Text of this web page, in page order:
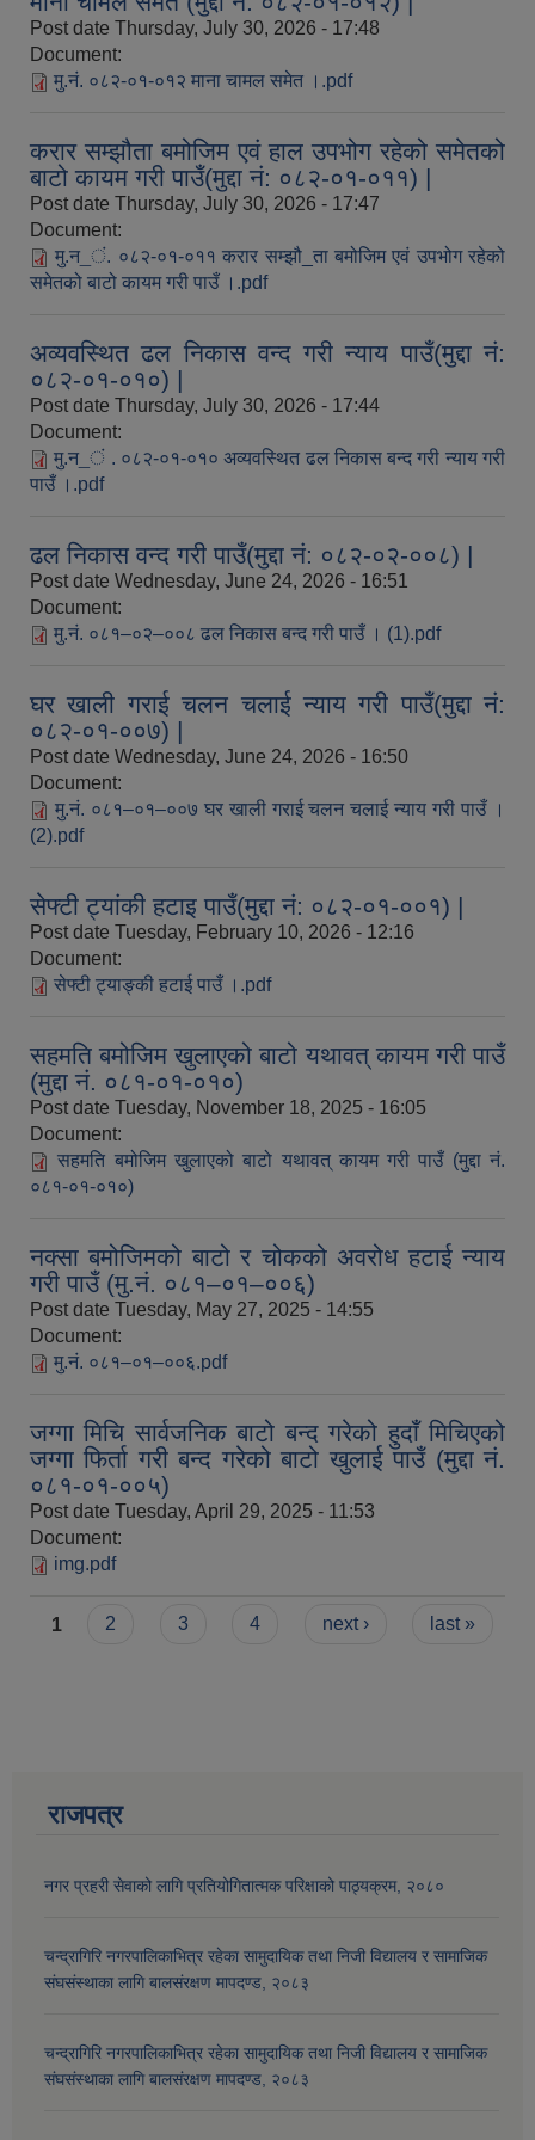
Post date Thursday, July 30, 2026 - 17:48
Document:
मु.नं. ०८२-०१-०१२ माना चामल समेत ।.pdf
करार सम्झौता बमोजिम एवं हाल उपभोग रहेको समेतको
बाटो कायम गरी पाउँ(मुद्दा नं: ०८२-०१-०११) |
Post date Thursday, July 30, 2026 - 17:47
Document:
मु.न_ं. ०८२-०१-०११ करार सम्झौ_ता बमोजिम एवं उपभोग रहेको
समेतको बाटो कायम गरी पाउँ ।.pdf
अव्यवस्थित ढल निकास वन्द गरी न्याय पाउँ(मुद्दा नं:
०८२-०१-०१०) |
Post date Thursday, July 30, 2026 - 17:44
Document:
मु.न_ं . ०८२-०१-०१० अव्यवस्थित ढल निकास बन्द गरी न्याय गरी
पाउँ ।.pdf
ढल निकास वन्द गरी पाउँ(मुद्दा नं: ०८२-०२-००८) |
Post date Wednesday, June 24, 2026 - 16:51
Document:
मु.नं. ०८१–०२–००८ ढल निकास बन्द गरी पाउँ । (1).pdf
घर खाली गराई चलन चलाई न्याय गरी पाउँ(मुद्दा नं:
०८२-०१-००७) |
Post date Wednesday, June 24, 2026 - 16:50
Document:
मु.नं. ०८१–०१–००७ घर खाली गराई चलन चलाई न्याय गरी पाउँ ।
(2).pdf
सेफ्टी ट्यांकी हटाइ पाउँ(मुद्दा नं: ०८२-०१-००१) |
Post date Tuesday, February 10, 2026 - 12:16
Document:
सेफ्टी ट्याङ्की हटाई पाउँ ।.pdf
सहमति बमोजिम खुलाएको बाटो यथावत् कायम गरी पाउँ
(मुद्दा नं. ०८१-०१-०१०)
Post date Tuesday, November 18, 2025 - 16:05
Document:
सहमति बमोजिम खुलाएको बाटो यथावत् कायम गरी पाउँ (मुद्दा नं.
०८१-०१-०१०)
नक्सा बमोजिमको बाटो र चोकको अवरोध हटाई न्याय
गरी पाउँ (मु.नं. ०८१–०१–००६)
Post date Tuesday, May 27, 2025 - 14:55
Document:
मु.नं. ०८१–०१–००६.pdf
जग्गा मिचि सार्वजनिक बाटो बन्द गरेको हुदाँ मिचिएको
जग्गा फिर्ता गरी बन्द गरेको बाटो खुलाई पाउँ (मुद्दा नं.
०८१-०१-००५)
Post date Tuesday, April 29, 2025 - 11:53
Document:
img.pdf
Pages
1 2 3 4 next › last »
राजपत्र
नगर प्रहरी सेवाको लागि प्रतियोगितात्मक परिक्षाको पाठ्यक्रम, २०८०
चन्द्रागिरि नगरपालिकाभित्र रहेका सामुदायिक तथा निजी विद्यालय र सामाजिक
संघसंस्थाका लागि बालसंरक्षण मापदण्ड, २०८३
चन्द्रागिरि नगरपालिकाभित्र रहेका सामुदायिक तथा निजी विद्यालय र सामाजिक
संघसंस्थाका लागि बालसंरक्षण मापदण्ड, २०८३